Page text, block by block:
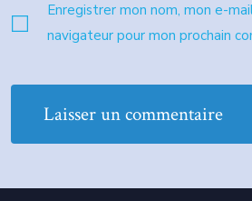
Enregistrer mon nom, mon e-
navigateur pour mon prochain